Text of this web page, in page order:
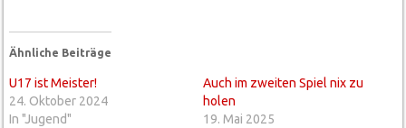
Ähnliche Beiträge
U17 ist Meister!
24. Oktober 2024
In "Jugend"
Auch im zweiten Spiel nix zu
holen
19. Mai 2025